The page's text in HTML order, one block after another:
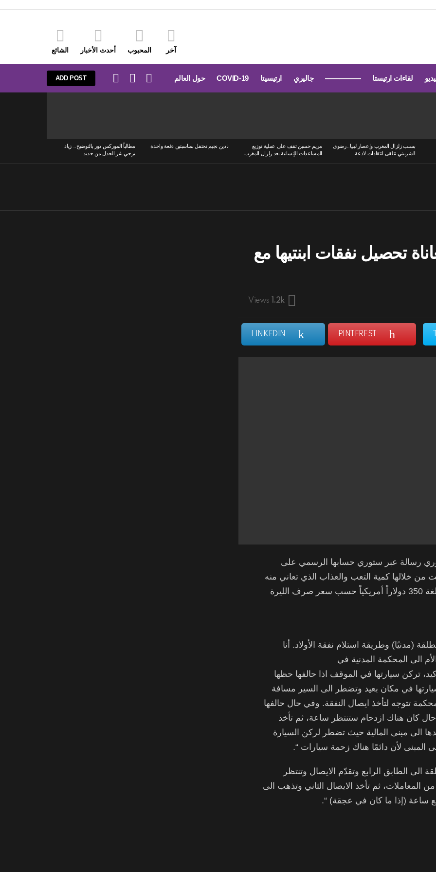
آخر المحبوب أحدث الأخبار الشائع
لقاءات ارتيستا ————— جاليري ارتيسيتا COVID-19 حول العالم
SWITCH
SKIN
SEARCH
LOGIN
ADD POST
بسبب زلزال المغرب وإعصار ليبيا..رضوى
الشربيني تتلقى انتقادات لاذعة
مريم حسين تقف على عملية توزيع
المساعدات الإنسانية بعد زلزال المغرب
نادين نجيم تحتفل بمناسبتين دفعة واحدة
مطالباً الموركس دور بالتوضيح.. زياد
برجي يثير الجدل من جديد
تحصيل نفقات ابنتيها مع
1.2k
Views
PINTEREST
LINKEDIN
رسالة عبر ستوري حسابها الرسمي على
خلالها كمية التعب والعذاب الذي تعاني منه
للحصول على النفقة الشهرية لابنتيهما والبالغة 350 دولاراً أمريكياً حسب سعر صرف الليرة
(مدنيًا) وطريقة استلام نفقة الأولاد. أنا
الى المحكمة المدنية في
” قبل الساعة 12 على الأكيد، تركن سيارتها في الموقف اذا حالفها حظها
في مكان بعيد وتضطر الى السير مسافة
تتوجه لتأخذ ايصال النفقة. وفي حال حالفها
كان هناك ازدحام ستنتظر ساعة، ثم تأخذ
الى مبنى المالية حيث تضطر لركن السيارة
المبنى لأن دائمًا هناك زحمة سيارات “.
الى الطابق الرابع وتقدّم الايصال وتنتظر
المعاملات، ثم تأخذ الايصال الثاني وتذهب الى
ساعة (إذا ما كان في عجقة) “.